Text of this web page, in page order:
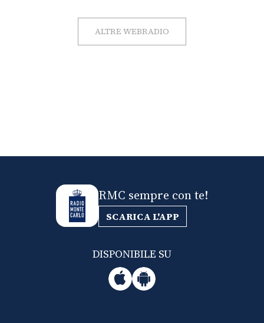
ALTRE WEBRADIO
RMC sempre con te!
SCARICA L'APP
DISPONIBILE SU